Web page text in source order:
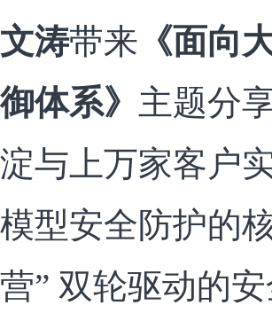
文涛带来 《面向
御体系》 主题分
淀与上万家客户
模型安全防护的
营” 双轮驱动的